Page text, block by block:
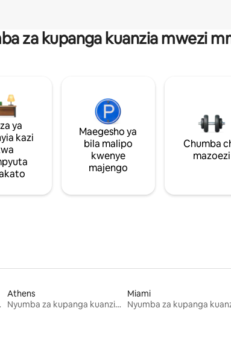
za kupanga kuanzia mwezi
ya
kazi
Maegesho ya
bila malipo
kwenye
majengo
Chumba
mazoezi
Athens
Nyumba za kupanga kuanzia mwezi mmoja
Miami